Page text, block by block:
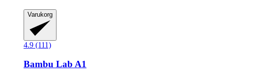
Varukorg
4.9 (111)
Bambu Lab A1